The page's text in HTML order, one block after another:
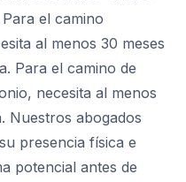
el camino
al menos 30 meses
Para el camino de
necesita al menos
Nuestros abogados
presencia física e
potencial antes de